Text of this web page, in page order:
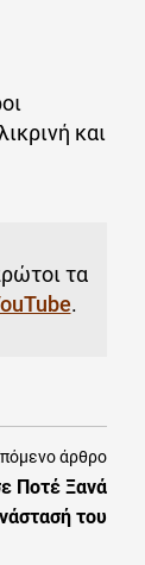
και
τα
.
άρθρο
Ποτέ Ξανά
του